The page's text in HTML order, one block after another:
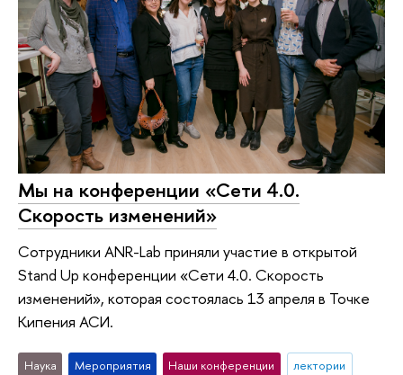
Мы на конференции «Сети 4.0.
Скорость изменений»
Сотрудники ANR-Lab приняли участие в открытой
Stand Up конференции «Сети 4.0. Скорость
изменений», которая состоялась 13 апреля в Точке
Кипения АСИ.
Наука Мероприятия Наши конференции
лектории